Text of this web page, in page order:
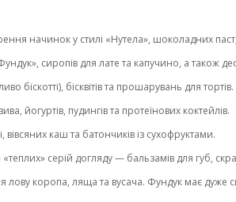
начинок у стилі «Нутела», шоколадних
сиропів для лате та капучино, а також
біскотті), бісквітів та прошарувань для
йогуртів, пудингів та протеїнових коктейлів.
каш та батончиків із сухофруктами.
серій догляду — бальзамів для губ,
лову коропа, ляща та вусача. Фундук має